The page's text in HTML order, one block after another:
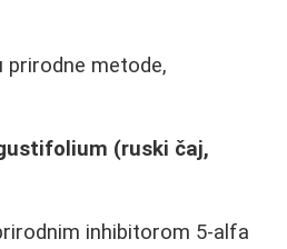
prirodne metode,
(ruski čaj,
inhibitorom 5-alfa